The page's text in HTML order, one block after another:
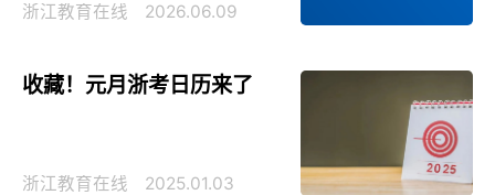
浙江教育在线 2026.06.09
收藏！元月浙考日历来了
浙江教育在线 2025.01.03